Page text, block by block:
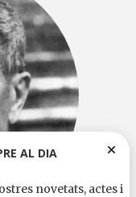
AL DIA
novetats, actes i